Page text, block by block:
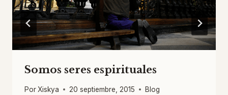
Somos seres espirituales
PorXiskya 20 septiembre, 2015 Blog